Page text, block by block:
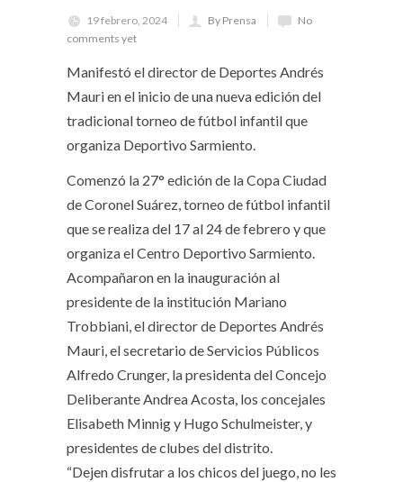
19 febrero, 2024 By Prensa
No
comments yet
Manifestó el director de Deportes Andrés
Mauri en el inicio de una nueva edición del
tradicional torneo de fútbol infantil que
organiza Deportivo Sarmiento.
Comenzó la 27° edición de la Copa Ciudad
de Coronel Suárez, torneo de fútbol infantil
que se realiza del 17 al 24 de febrero y que
organiza el Centro Deportivo Sarmiento.
Acompañaron en la inauguración al
presidente de la institución Mariano
Trobbiani, el director de Deportes Andrés
Mauri, el secretario de Servicios Públicos
Alfredo Crunger, la presidenta del Concejo
Deliberante Andrea Acosta, los concejales
Elisabeth Minnig y Hugo Schulmeister, y
presidentes de clubes del distrito.
“Dejen disfrutar a los chicos del juego, no les